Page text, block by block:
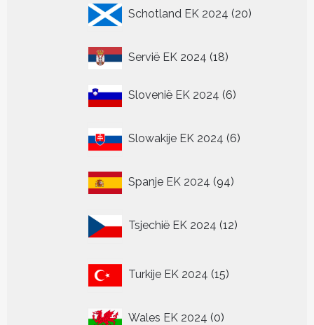
Schotland EK 2024 20
producten
Servië EK 2024 1818
Slovenië EK 2024 66
Slowakije EK 2024 6
producten
Spanje EK 2024 9494
Tsjechië EK 2024 12
producten
Turkije EK 2024 15
producten
Wales EK 2024 00